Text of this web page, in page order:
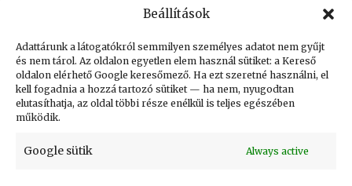
Beállítások
Adattárunk a látogatókról semmilyen személyes adatot nem gyűjt
és nem tárol. Az oldalon egyetlen elem használ sütiket: a Kereső
oldalon elérhető Google keresőmező. Ha ezt szeretné használni, el
kell fogadnia a hozzá tartozó sütiket — ha nem, nyugodtan
elutasíthatja, az oldal többi része enélkül is teljes egészében
működik.
Google sütik Always active
Peák István matematikai versenyt
Létrehozva: 2016.07.02. 09:50
Utolsó módosítás: 2023.12.02. 14:07